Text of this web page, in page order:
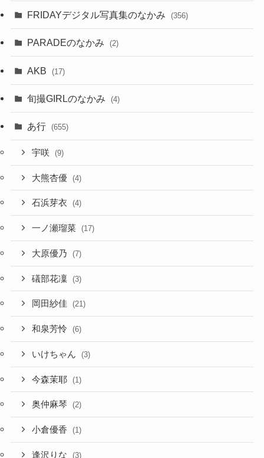
FRIDAYデジタル写真集のなかみ (356)
PARADEのなかみ (2)
AKB (17)
旬撮GIRLのなかみ (4)
あ行 (655)
宇咲 (9)
大熊杏優 (4)
石浜芽衣 (4)
一ノ瀬瑠菜 (17)
大原優乃 (7)
礒部花凜 (3)
岡田紗佳 (21)
和泉芳怜 (6)
いけちゃん (3)
今森茉耶 (1)
奥仲麻琴 (2)
小倉優香 (1)
逢沢りな (3)